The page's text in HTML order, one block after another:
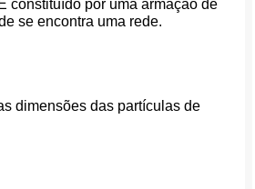
constituído por uma armação de
se encontra uma rede.
dimensões das partículas de